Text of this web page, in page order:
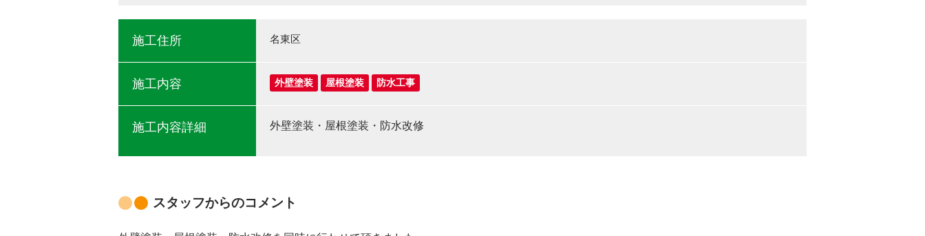
施工住所 名東区
施工内容 外壁塗装 屋根塗装 防水工事
施工内容詳細 外壁塗装・屋根塗装・防水改修
スタッフからのコメント